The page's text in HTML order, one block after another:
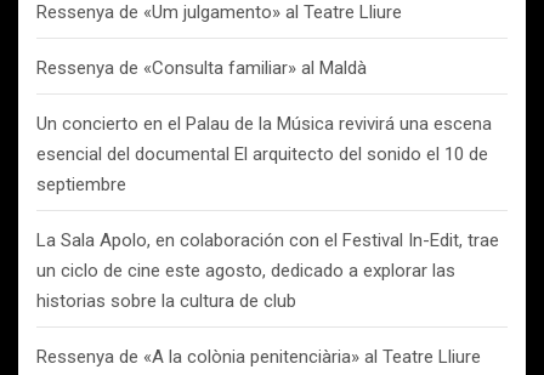
Ressenya de «Um julgamento» al Teatre Lliure
Ressenya de «Consulta familiar» al Maldà
Un concierto en el Palau de la Música revivirá una escena
esencial del documental El arquitecto del sonido el 10 de
septiembre
La Sala Apolo, en colaboración con el Festival In-Edit, trae
un ciclo de cine este agosto, dedicado a explorar las
historias sobre la cultura de club
Ressenya de «A la colònia penitenciària» al Teatre Lliure